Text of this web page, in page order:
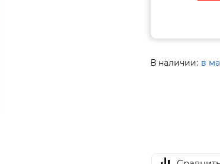
В наличии: в